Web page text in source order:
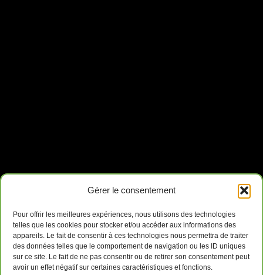
Gérer le consentement
Pour offrir les meilleures expériences, nous utilisons des technologies
telles que les cookies pour stocker et/ou accéder aux informations des
appareils. Le fait de consentir à ces technologies nous permettra de traiter
des données telles que le comportement de navigation ou les ID uniques
sur ce site. Le fait de ne pas consentir ou de retirer son consentement peut
avoir un effet négatif sur certaines caractéristiques et fonctions.